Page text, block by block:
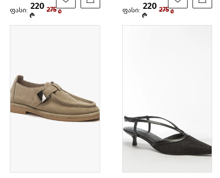
ფასი: 220
₾
275 ₾ ფასი: 220
₾
275 ₾